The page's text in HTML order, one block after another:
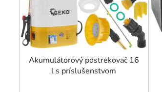
d
u
k
Akumulátorový postrekovač 16
l s príslušenstvom